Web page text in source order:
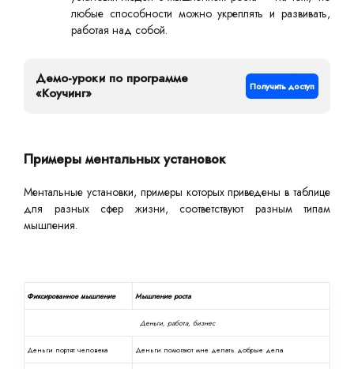
любые способности можно укреплять и развивать,
работая над собой.
Демо-уроки по программе
«Коучинг»
Получить доступ
Примеры ментальных установок
Ментальные установки, примеры которых приведены в таблице
для разных сфер жизни, соответствуют разным типам
мышления.
Фиксированное мышление Мышление роста
Деньги, работа, бизнес
Деньги портят человека Деньги помогают мне делать добрые дела